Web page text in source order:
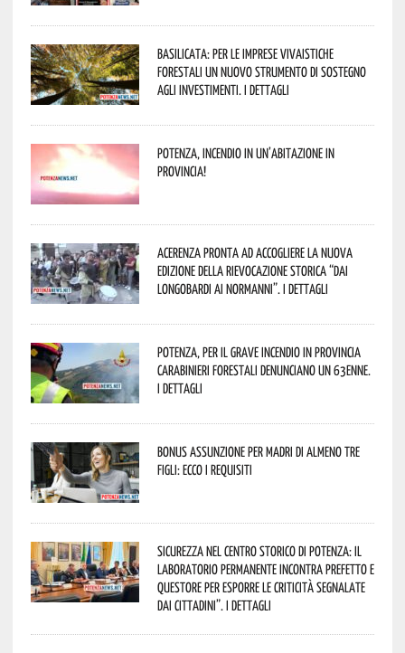
Basilicata: per le imprese vivaistiche
forestali un nuovo strumento di sostegno
agli investimenti. I dettagli
Potenza, incendio in un’abitazione in
provincia!
Acerenza pronta ad accogliere la nuova
edizione della rievocazione storica “Dai
Longobardi ai Normanni”. I dettagli
Potenza, per il grave incendio in Provincia
Carabinieri forestali denunciano un 63enne.
I dettagli
Bonus assunzione per madri di almeno tre
figli: ecco i requisiti
Sicurezza nel Centro Storico di Potenza: il
Laboratorio Permanente incontra Prefetto e
Questore per esporre le criticità segnalate
dai cittadini”. I dettagli